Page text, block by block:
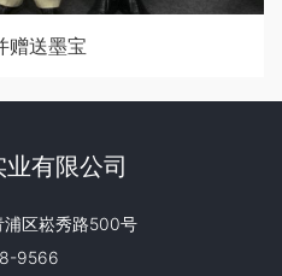
赠送墨宝
有限公司
浦区崧秀路500号
9566